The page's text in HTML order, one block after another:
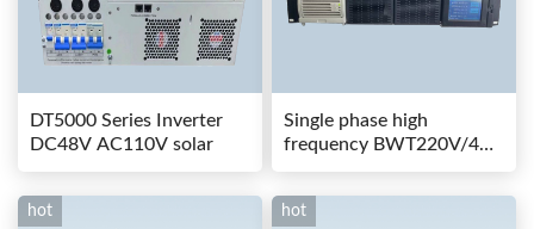
DT5000 Series Inverter
DC48V AC110V solar
Single phase high
frequency BWT220V/48-
80AS switching power
hot hot